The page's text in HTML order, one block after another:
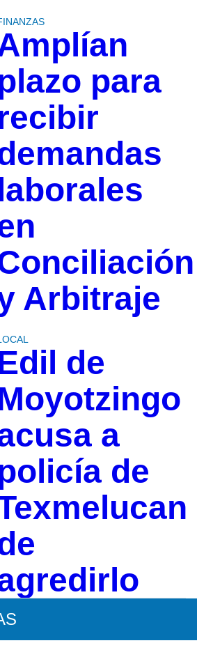
para
Arbitraje
de
a
de